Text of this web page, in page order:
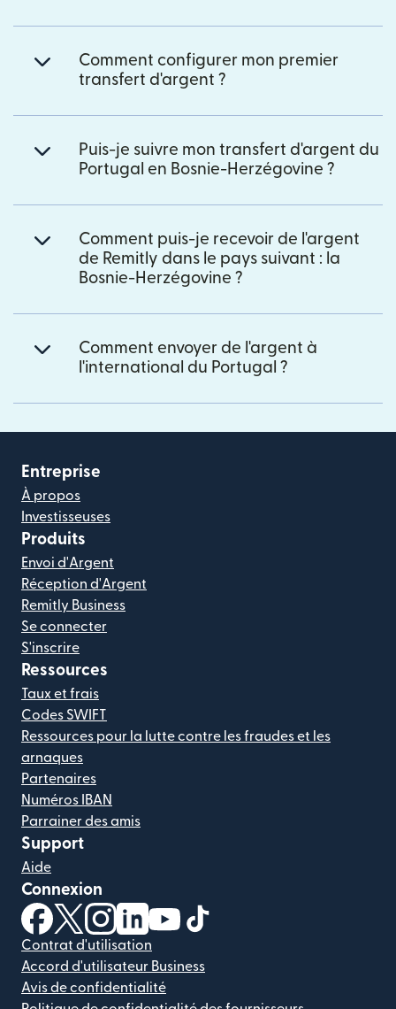
Comment configurer mon premier
transfert d'argent ?
Puis-je suivre mon transfert d'argent du
Portugal en Bosnie-Herzégovine ?
Comment puis-je recevoir de l'argent
de Remitly dans le pays suivant : la
Bosnie-Herzégovine ?
Comment envoyer de l'argent à
l'international du Portugal ?
Entreprise
À propos
Investisseuses
Produits
Envoi d'Argent
Réception d'Argent
Remitly Business
Se connecter
S'inscrire
Ressources
Taux et frais
Codes SWIFT
Ressources pour la lutte contre les fraudes et les
arnaques
Partenaires
Numéros IBAN
Parrainer des amis
Support
Aide
Connexion
(s'ouvre dans une nouvelle fenêtre)
(s'ouvre dans une nouvelle fenêtre)
(s'ouvre dans une nouvelle fenêtre)
(s'ouvre dans une nouvelle fenêtre)
(s'ouvre dans une nouvelle
Contrat d'utilisation
Accord d'utilisateur Business
Avis de confidentialité